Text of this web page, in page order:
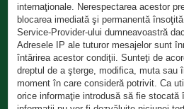
internaţionale. Nerespectarea acestor
blocarea imediată şi permanentă
Service-Provider-ului dumneavoastră
Adresele IP ale tuturor mesajelor sunt
întărirea acestor condiţii. Sunteţi de
dreptul de a şterge, modifica, muta sau
moment în care consideră potrivit. Ca
orice informaţie introdusă să fie stocată